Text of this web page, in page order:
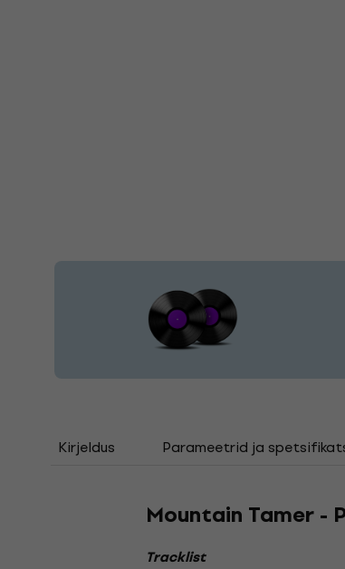
Kirjeldus Parameetrid ja
Mountain Tamer -
Tracklist